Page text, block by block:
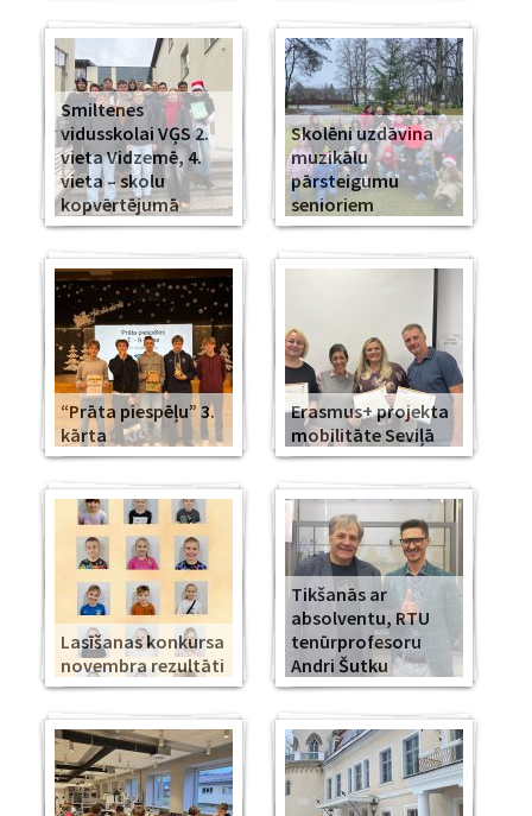
Smiltenes
vidusskolai VĢS 2.
vieta Vidzemē, 4.
vieta – skolu
kopvērtējumā
Skolēni uzdāvina
muzikālu
pārsteigumu
senioriem
“Prāta piespēļu” 3.
kārta
Erasmus+ projekta
mobilitāte Seviļā
Lasīšanas konkursa
novembra rezultāti
Tikšanās ar
absolventu, RTU
tenūrprofesoru
Andri Šutku